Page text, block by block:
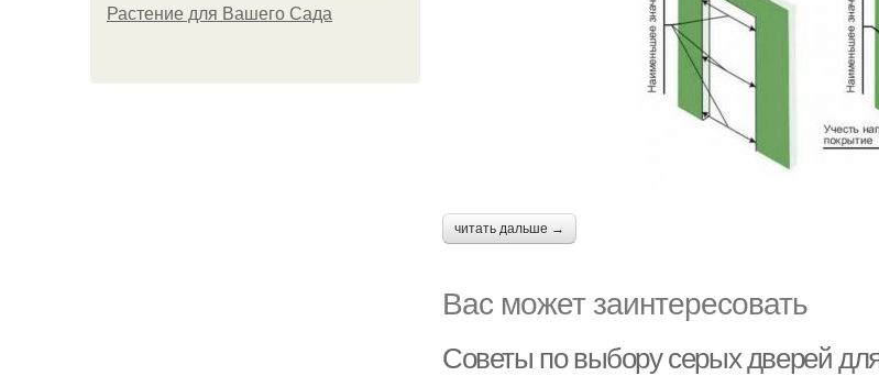
Растение для Вашего Сада
читать дальше →
Вас может заинтересовать
Советы по выбору серых дверей